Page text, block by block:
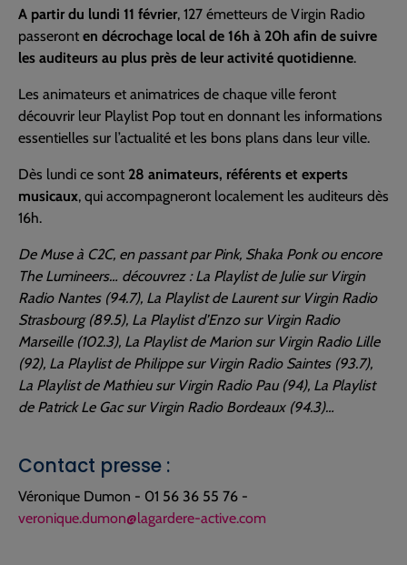
A partir du lundi 11 février, 127 émetteurs de Virgin Radio
passeront en décrochage local de 16h à 20h afin de suivre
les auditeurs au plus près de leur activité quotidienne.
Les animateurs et animatrices de chaque ville feront
découvrir leur Playlist Pop tout en donnant les informations
essentielles sur l’actualité et les bons plans dans leur ville.
Dès lundi ce sont 28 animateurs, référents et experts
musicaux, qui accompagneront localement les auditeurs dès
16h.
De Muse à C2C, en passant par Pink, Shaka Ponk ou encore
The Lumineers… découvrez : La Playlist de Julie sur Virgin
Radio Nantes (94.7), La Playlist de Laurent sur Virgin Radio
Strasbourg (89.5), La Playlist d’Enzo sur Virgin Radio
Marseille (102.3), La Playlist de Marion sur Virgin Radio Lille
(92), La Playlist de Philippe sur Virgin Radio Saintes (93.7),
La Playlist de Mathieu sur Virgin Radio Pau (94), La Playlist
de Patrick Le Gac sur Virgin Radio Bordeaux (94.3)…
Contact presse :
Véronique Dumon - 01 56 36 55 76 -
veronique.dumon@lagardere-active.com